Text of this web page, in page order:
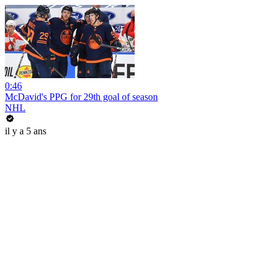
0:46
McDavid's PPG for 29th goal of season
NHL
il y a 5 ans